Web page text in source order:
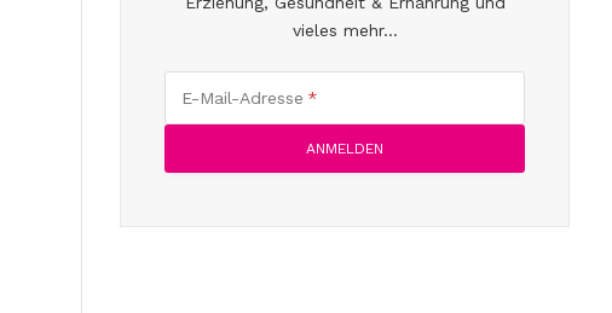
vieles mehr...
E-Mail-Adresse